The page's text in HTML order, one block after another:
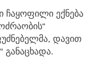
ჩაყოფილი ექნება
დავით
განაცხადა.